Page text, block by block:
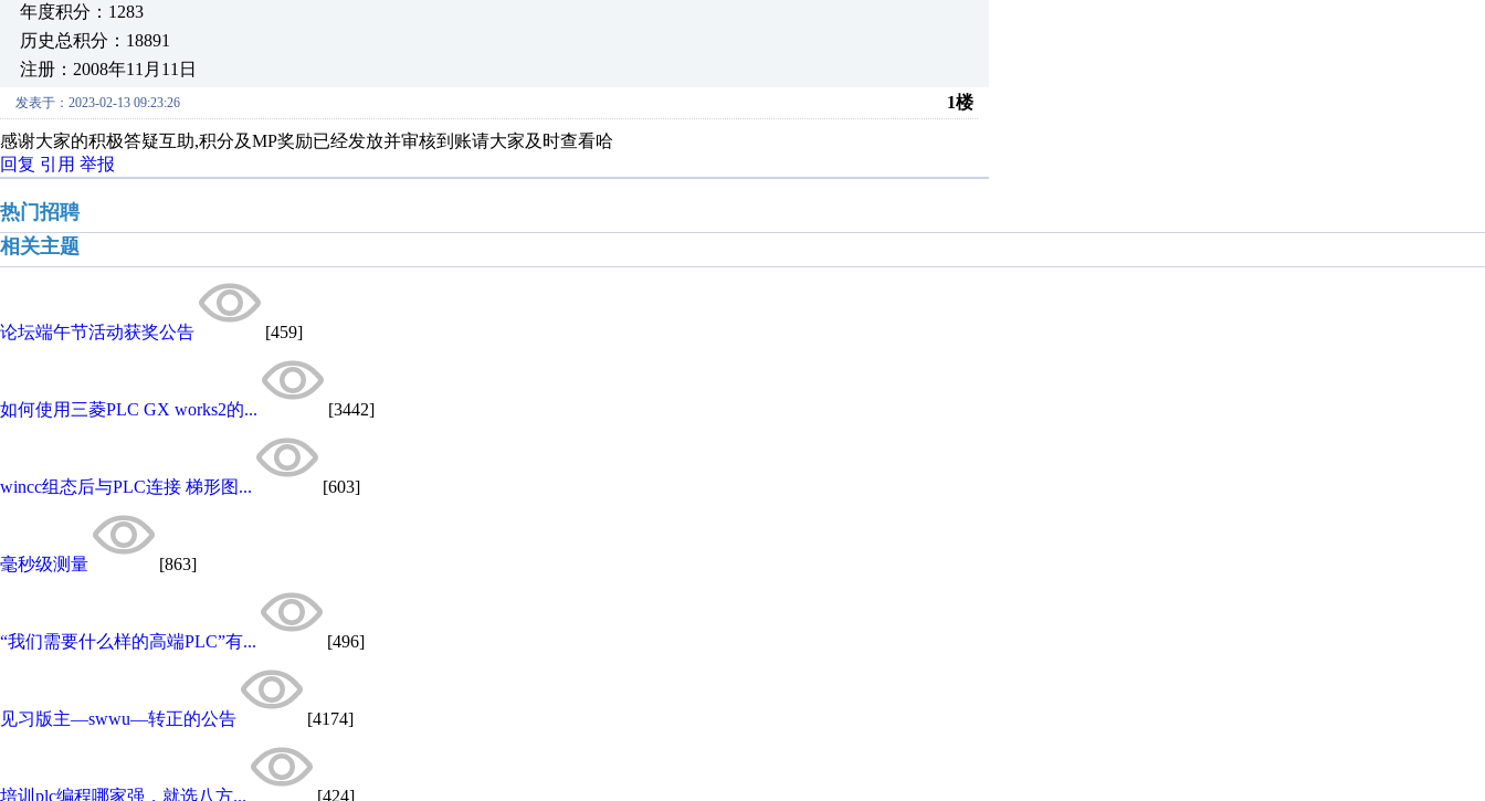
年度积分：1283
历史总积分：18891
注册：2008年11月11日
发表于：2023-02-13 09:23:26 1楼
感谢大家的积极答疑互助,积分及MP奖励已经发放并审核到账请大家及时查看哈
回复 引用 举报
热门招聘
相关主题
论坛端午节活动获奖公告 [459]
如何使用三菱PLC GX works2的... [3442]
wincc组态后与PLC连接 梯形图... [603]
毫秒级测量 [863]
“我们需要什么样的高端PLC”有... [496]
见习版主—swwu—转正的公告 [4174]
培训plc编程哪家强，就选八方... [424]